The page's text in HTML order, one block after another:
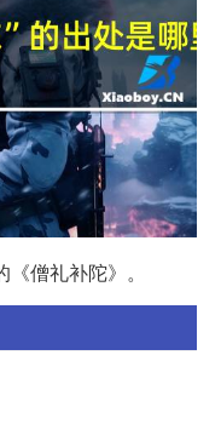
僧礼补陀》。